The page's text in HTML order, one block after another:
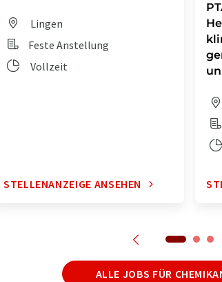
Lingen
Feste Anstellung
Vollzeit
STELLENANZEIGE ANSEHEN
ALLE JOBS FÜR